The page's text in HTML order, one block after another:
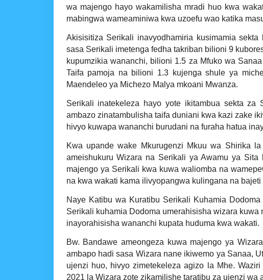
wa majengo hayo wakamilisha mradi huo kwa
mabingwa wameaminiwa kwa uzoefu wao katika
Akisisitiza Serikali inavyodhamiria kusimamia
sasa Serikali imetenga fedha takriban bilioni 9
kupumzikia wananchi, bilioni 1.5 za Mfuko wa
Taifa pamoja na bilioni 1.3 kujenga shule ya
Maendeleo ya Michezo Malya mkoani Mwanza.
Serikali inatekeleza hayo yote ikitambua sekta
ambazo zinatambulisha taifa duniani kwa kazi zake
hivyo kuwapa wananchi burudani na furaha hatua
Kwa upande wake Mkurugenzi Mkuu wa Shirika
ameishukuru Wizara na Serikali ya Awamu ya
majengo ya Serikali kwa kuwa waliomba na
na kwa wakati kama ilivyopangwa kulingana na
Naye Katibu wa Kuratibu Serikali Kuhamia
Serikali kuhamia Dodoma umerahisisha wizara
inayorahisisha wananchi kupata huduma kwa wakati.
Bw. Bandawe ameongeza kuwa majengo ya
ambapo hadi sasa Wizara nane ikiwemo ya Sanaa,
ujenzi huo, hivyo zimetekeleza agizo la Mhe.
2021 la Wizara zote zikamilishe taratibu za ujenzi wa